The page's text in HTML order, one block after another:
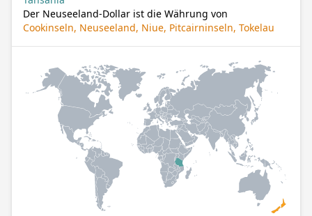
Der Neuseeland-Dollar ist die Währung von
Cookinseln, Neuseeland, Niue, Pitcairninseln, Tokelau